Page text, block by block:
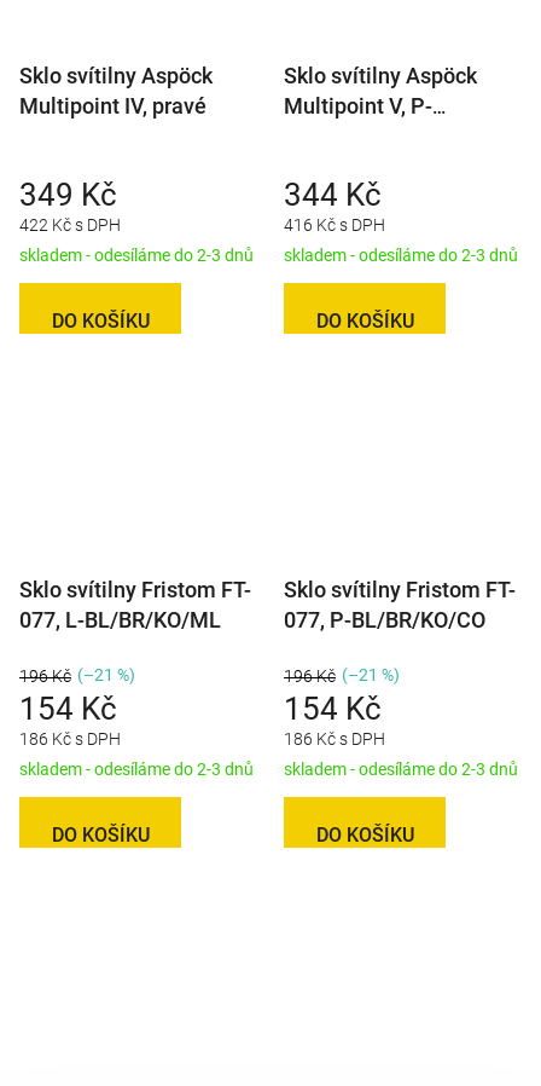
Sklo svítilny Aspöck
Multipoint IV, pravé
422 Kč s DPH
349 Kč
skladem - odesíláme do 2-3 dnů
DO KOŠÍKU
Sklo svítilny Aspöck
Multipoint V, P-
416 Kč s DPH
344 Kč
skladem - odesíláme do 2-3 dnů
DO KOŠÍKU
Sklo svítilny Fristom FT-
077, L-BL/BR/KO/ML
186 Kč s DPH
154 Kč
196 Kč (–21 %)
skladem - odesíláme do 2-3 dnů
DO KOŠÍKU
Sklo svítilny Fristom FT-
077, P-BL/BR/KO/CO
186 Kč s DPH
154 Kč
196 Kč (–21 %)
skladem - odesíláme do 2-3 dnů
DO KOŠÍKU